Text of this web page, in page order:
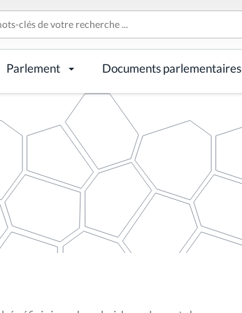
Parlement Documents parlementaires